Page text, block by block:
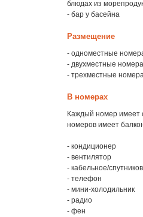
блюдах из
- бар у басейна
Размещение
- одноместные
- двухместные
- трехместные
В номерах
Каждый номер имеет
номеров имеет
- кондиционер
- вентилятор
- кабельное/
- телефон
- мини-холодильник
- радио
- фен